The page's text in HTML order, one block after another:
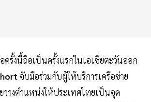
ครั้งนี้ถือเป็นครั้งแรกในเอเชียตะวันออก
จับมือร่วมกับผู้ให้บริการเครือข่าย
วางตำแหน่งให้ประเทศไทยเป็นจุด